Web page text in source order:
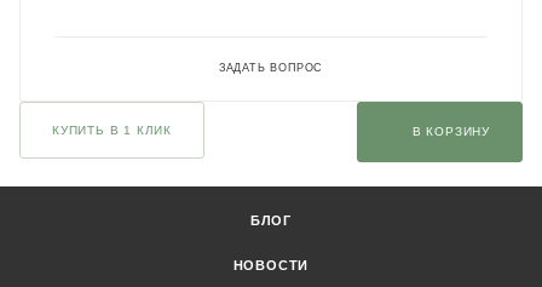
ЗАДАТЬ ВОПРОС
КУПИТЬ В 1 КЛИК В КОРЗИНУ
БЛОГ
НОВОСТИ